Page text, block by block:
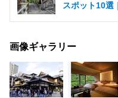
スポット10選
画像ギャラリー